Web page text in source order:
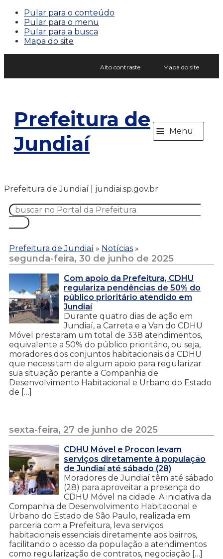
Pular para o conteúdo
Pular para o menu
Pular para a busca
Mapa do site
Alto contraste Mapa do site
Prefeitura de
Jundiaí
≡ Menu
Prefeitura de Jundiaí | jundiai.sp.gov.br
Prefeitura de Jundiaí » Notícias »
segunda-feira, 30 de junho de 2025
Com apoio da Prefeitura, CDHU
regulariza pendências de 50% do
público prioritário atendido em
Jundiaí
Durante quatro dias de ação em
Jundiaí, a Carreta e a Van do CDHU
Móvel prestaram um total de 338 atendimentos,
equivalente a 50% do público prioritário, ou seja,
moradores dos conjuntos habitacionais da CDHU
que necessitam de algum apoio para regularizar
sua situação perante a Companhia de
Desenvolvimento Habitacional e Urbano do Estado
de […]
sexta-feira, 27 de junho de 2025
CDHU Móvel e Procon levam
serviços diretamente à população
de Jundiaí até sábado (28)
Moradores de Jundiaí têm até sábado
(28) para aproveitar a presença do
CDHU Móvel na cidade. A iniciativa da
Companhia de Desenvolvimento Habitacional e
Urbano do Estado de São Paulo, realizada em
parceria com a Prefeitura, leva serviços
habitacionais essenciais diretamente aos bairros,
facilitando o acesso da população a atendimentos
como regularização de contratos, negociação […]